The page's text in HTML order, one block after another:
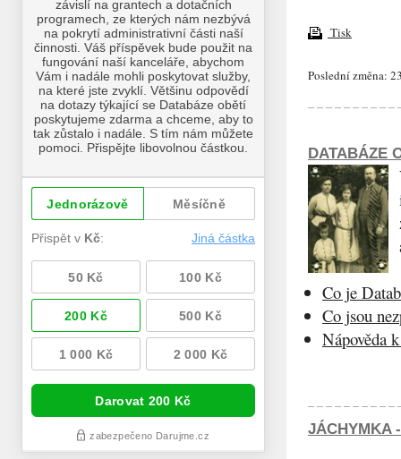
Tisk
Poslední změna:
DATABÁZE
Co je
Co jsou
Nápověda
JÁCHYMKA